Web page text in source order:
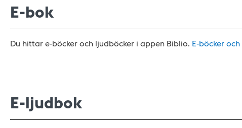
E-bok
Du hittar e-böcker och ljudböcker i appen Biblio. E-böcker och
E-ljudbok